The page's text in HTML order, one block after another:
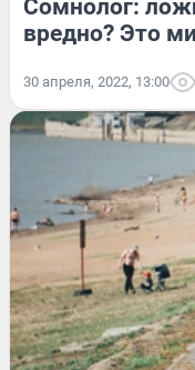
Сомнолог:
вредно? Это
30 апреля, 2022, 13:00